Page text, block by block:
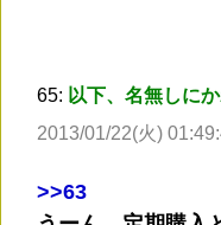
65: 以下、名無しに
2013/01/22(火)
>>63